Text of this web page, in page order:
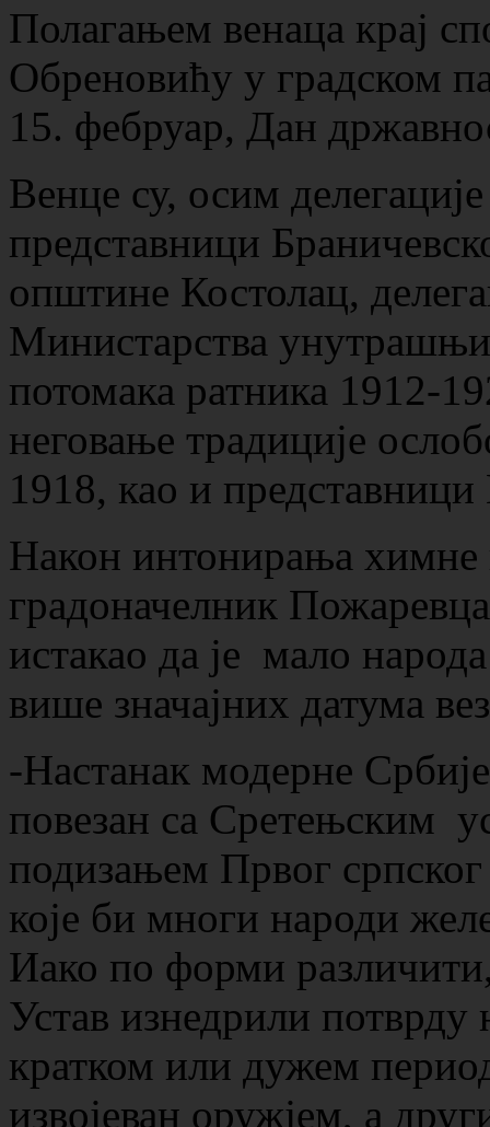
Полагањем венаца крај
Обреновићу у градском
15. фебруар, Дан
Венце су, осим
представници
општине Костолац,
Министарства
потомака ратника 1912-
неговање традиције
1918, као и
Након интонирања химне
градоначелник
истакао да је мало
више значајних датума
-Настанак модерне
повезан са Сретењским
подизањем Првог
које би многи народи
Иако по форми
Устав изнедрили
кратком или дужем
извојеван оружјем, а